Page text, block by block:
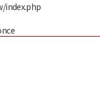
index.php